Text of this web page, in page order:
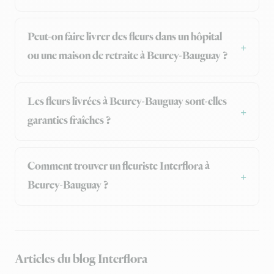
Peut-on faire livrer des fleurs dans un hôpital
ou une maison de retraite à Beurey-Bauguay ?
Les fleurs livrées à Beurey-Bauguay sont-elles
garanties fraîches ?
Comment trouver un fleuriste Interflora à
Beurey-Bauguay ?
Articles du blog Interflora